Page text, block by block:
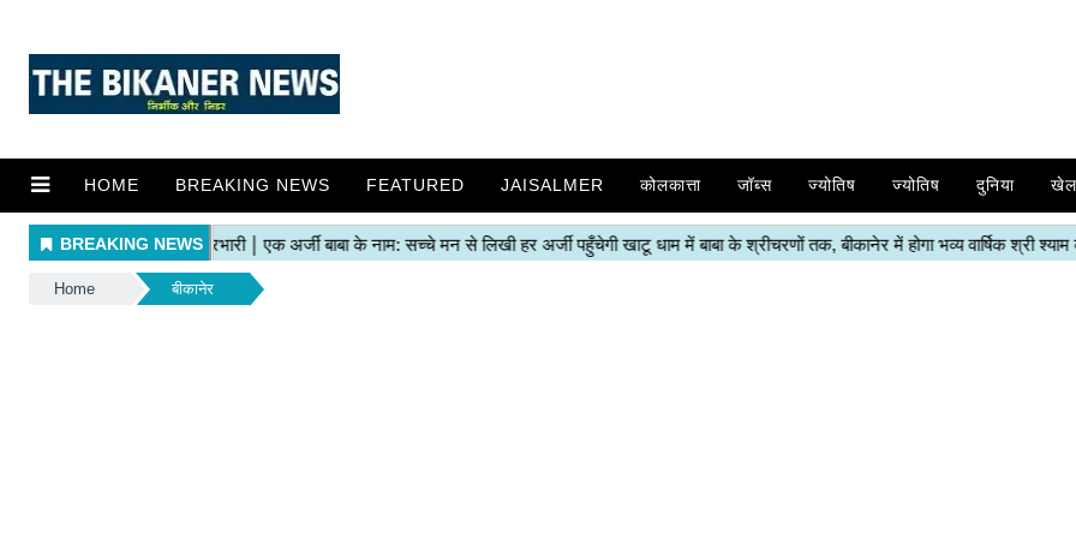
HOME BREAKING NEWS FEATURED JAISALMER कोलकात्ता जॉब्स ज्योतिष ज्योतिष दुनिया खेल
Home बीकानेर